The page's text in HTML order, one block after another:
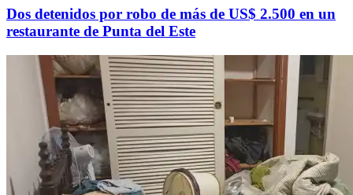
Dos detenidos por robo de más de US$ 2.500 en un
restaurante de Punta del Este